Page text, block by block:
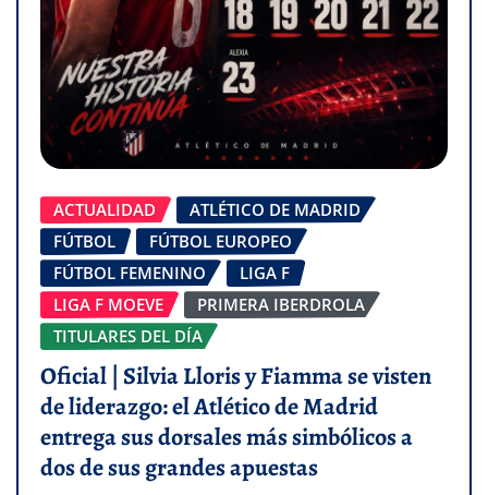
ACTUALIDAD
ATLÉTICO DE MADRID
FÚTBOL
FÚTBOL EUROPEO
FÚTBOL FEMENINO
LIGA F
LIGA F MOEVE
PRIMERA IBERDROLA
TITULARES DEL DÍA
Oficial | Silvia Lloris y Fiamma se visten
de liderazgo: el Atlético de Madrid
entrega sus dorsales más simbólicos a
dos de sus grandes apuestas